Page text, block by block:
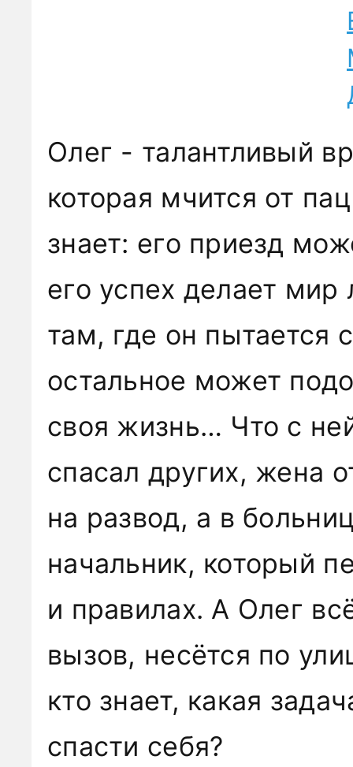
Олег - талантливый
которая мчится от
знает: его приезд
его успех делает
там, где он пытается
остальное может
своя жизнь… Что с
спасал других, жена
на развод, а в
начальник, который
и правилах. А Олег
вызов, несётся по
кто знает, какая
спасти себя?